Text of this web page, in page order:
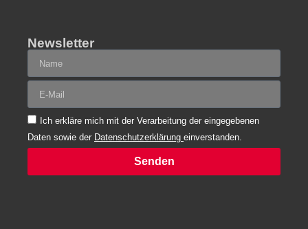
Newsletter
Ich erkläre mich mit der Verarbeitung der eingegebenen
Daten sowie der Datenschutzerklärung einverstanden.
Senden